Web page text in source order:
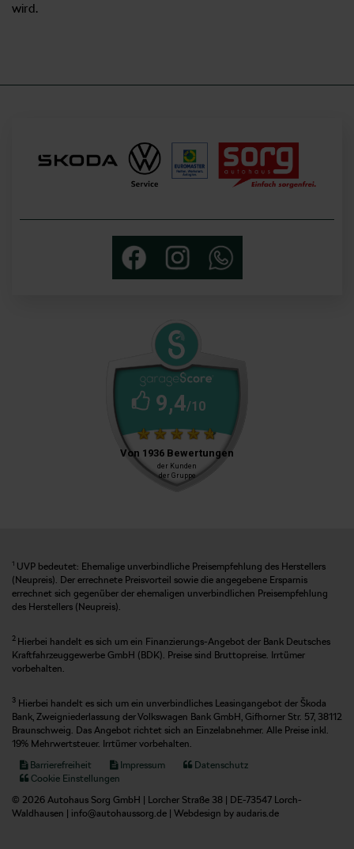
wird.
1 UVP bedeutet: Ehemalige unverbindliche Preisempfehlung des Herstellers
(Neupreis). Der errechnete Preisvorteil sowie die angegebene Ersparnis
errechnet sich gegenüber der ehemaligen unverbindlichen Preisempfehlung
des Herstellers (Neupreis).
2 Hierbei handelt es sich um ein Finanzierungs-Angebot der Bank Deutsches
Kraftfahrzeuggewerbe GmbH (BDK). Preise sind Bruttopreise. Irrtümer
vorbehalten.
3 Hierbei handelt es sich um ein unverbindliches Leasingangebot der Škoda
Bank, Zweigniederlassung der Volkswagen Bank GmbH, Gifhorner Str. 57, 38112
Braunschweig. Das Angebot richtet sich an Einzelabnehmer. Alle Preise inkl.
19% Mehrwertsteuer. Irrtümer vorbehalten.
Barrierefreiheit
Impressum
Datenschutz
Cookie Einstellungen
© 2026 Autohaus Sorg GmbH | Lorcher Straße 38 | DE-73547 Lorch-
Waldhausen | info@autohaussorg.de | Webdesign by audaris.de